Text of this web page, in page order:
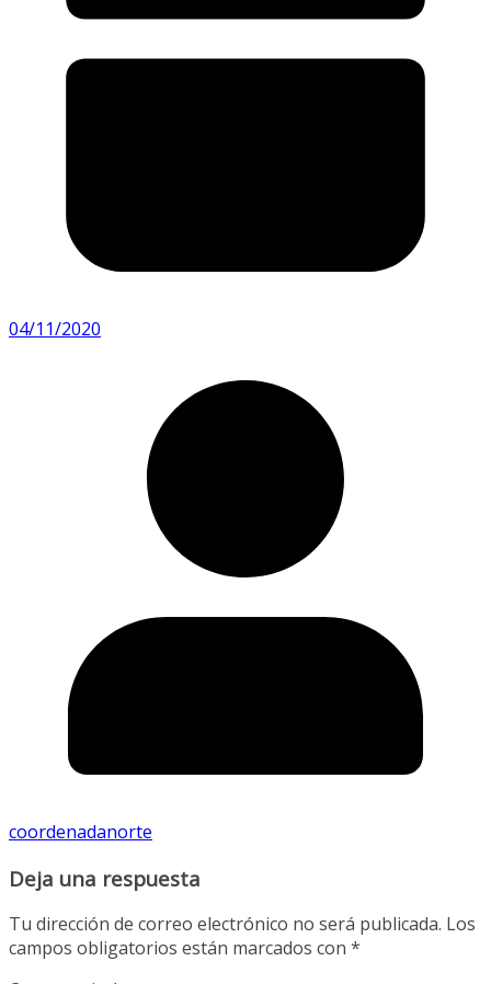
04/11/2020
coordenadanorte
Deja una respuesta
Tu dirección de correo electrónico no será publicada. Los
campos obligatorios están marcados con *